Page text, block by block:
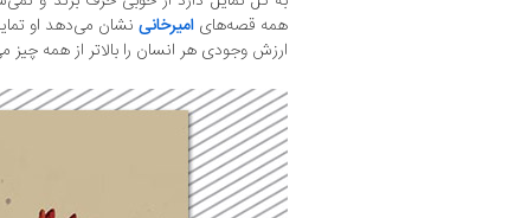
همه قصه‌هایامیرخانی نشان می‌دهد او
ارزش وجودی هر انسان را بالاتر از همه چیز